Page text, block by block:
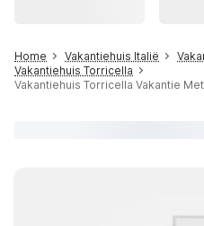
Home Vakantiehuis Italië
Vakantiehuis Torricella
Vakantiehuis Torricella Vakantie